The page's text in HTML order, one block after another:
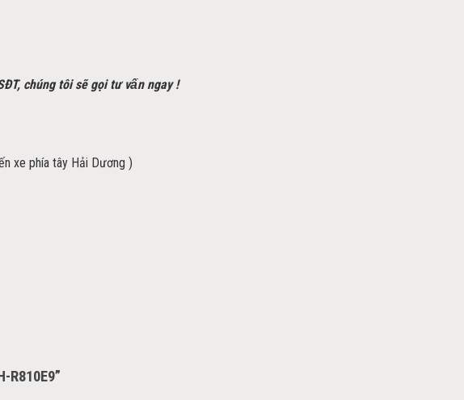
chúng tôi sẽ gọi tư vấn ngay !
xe phía tây Hải Dương )
R810E9”